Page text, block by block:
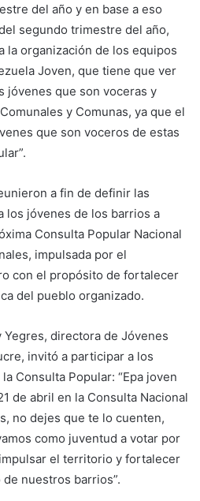
del año y en base a eso
segundo trimestre del año,
la organización de los equipos
Joven, que tiene que ver
jóvenes que son voceras y
y Comunas, ya que el
que son voceros de estas
a fin de definir las
los jóvenes de los barrios a
Consulta Popular Nacional
impulsada por el
con el propósito de fortalecer
del pueblo organizado.
directora de Jóvenes
invitó a participar a los
Consulta Popular: “Epa joven
de abril en la Consulta Nacional
no dejes que te lo cuenten,
como juventud a votar por
el territorio y fortalecer
nuestros barrios”.